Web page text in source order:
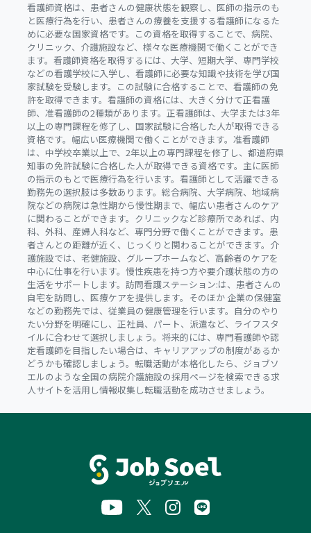
看護師資格は、患者さんの健康状態を観察し、医師の指示のも
と医療行為を行い、患者さんの療養を支援する看護師になるた
めに必要な国家資格です。この資格を取得することで、病院、
クリニック、介護施設など、様々な医療機関で働くことができ
ます。看護師資格を取得するには、大学、短期大学、専門学校
などの看護学校に入学し、看護師に必要な知識や技術を学び国
家試験を受験します。この試験に合格することで、看護師の免
許を取得できます。看護師の資格には、大きく分けて正看護
師、准看護師の2種類があります。正看護師は、大学または3年
以上の専門課程を修了し、国家試験に合格した人が取得できる
資格です。幅広い医療機関で働くことができます。准看護師
は、中学校卒業以上で、2年以上の専門課程を修了し、都道府県
知事の免許試験に合格した人が取得できる資格です。主に医師
の指示のもとで医療行為を行います。看護師として活躍できる
勤務先の選択肢は多数あります。総合病院、大学病院、地域病
院などの病院は急性期から慢性期まで、幅広い患者さんのケア
に関わることができます。クリニックなど診療所であれば、内
科、外科、産婦人科など、専門分野で働くことができます。患
者さんとの距離が近く、じっくりと関わることができます。介
護施設では、老健施設、グループホームなど、高齢者のケアを
中心に仕事を行います。慢性疾患を持つ方や要介護状態の方の
生活をサポートします。訪問看護ステーション:は、患者さんの
自宅を訪問し、医療ケアを提供します。そのほか 企業の保健室
などの勤務先では、従業員の健康管理を行います。自分のやり
たい分野を明確にし、正社員、パート、派遣など、ライフスタ
イルに合わせて選択しましょう。将来的には、専門看護師や認
定看護師を目指したい場合は、キャリアアップの制度があるか
どうかも確認しましょう。転職活動が本格化したら、ジョブソ
エルのような全国の病院介護施設の採用ページを検索できる求
人サイトを活用し情報収集し転職活動を成功させましょう。